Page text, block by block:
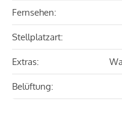
Fernsehen:
Stellplatzart:
Extras:
Belüftung: